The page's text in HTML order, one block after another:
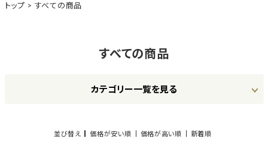
トップ すべての商品
すべての商品
カテゴリー一覧を見る
並び替え 価格が安い順 価格が高い順 新着順